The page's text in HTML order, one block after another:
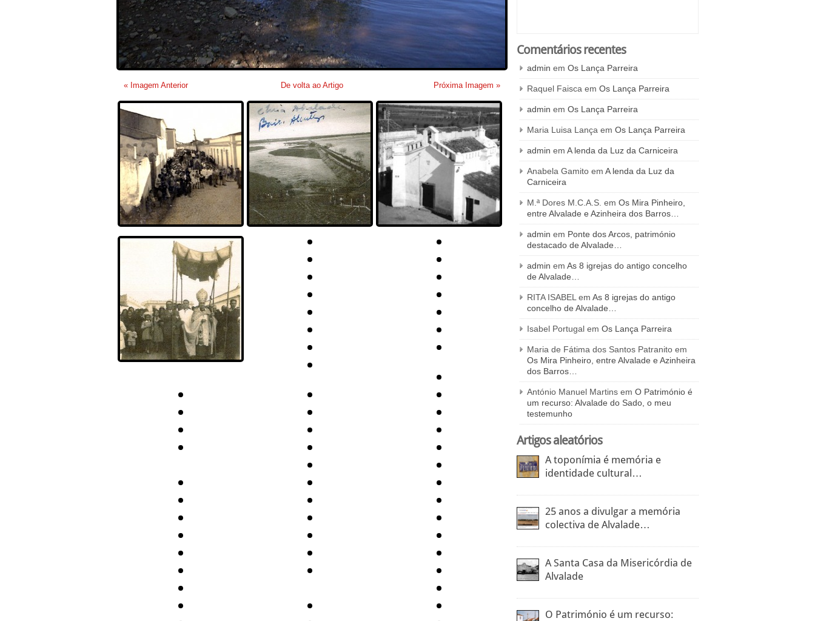
« Imagem Anterior De volta ao Artigo Próxima Imagem »
Comentários recentes
admin em Os Lança Parreira
Raquel Faisca em Os Lança Parreira
admin em Os Lança Parreira
Maria Luisa Lança em Os Lança Parreira
admin em A lenda da Luz da Carniceira
Anabela Gamito em A lenda da Luz da
Carniceira
M.ª Dores M.C.A.S. em Os Mira Pinheiro,
entre Alvalade e Azinheira dos Barros…
admin em Ponte dos Arcos, património
destacado de Alvalade…
admin em As 8 igrejas do antigo concelho
de Alvalade…
RITA ISABEL em As 8 igrejas do antigo
concelho de Alvalade…
Isabel Portugal em Os Lança Parreira
Maria de Fátima dos Santos Patranito em
Os Mira Pinheiro, entre Alvalade e Azinheira
dos Barros…
António Manuel Martins em O Património é
um recurso: Alvalade do Sado, o meu
testemunho
Artigos aleatórios
A toponímia é memória e
identidade cultural…
25 anos a divulgar a memória
colectiva de Alvalade…
A Santa Casa da Misericórdia de
Alvalade
O Património é um recurso: